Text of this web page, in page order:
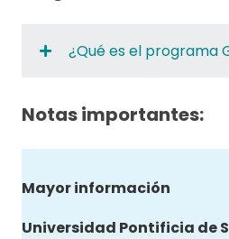
¿Qué es el programa
Notas importantes:
Mayor información
Universidad Pontificia de